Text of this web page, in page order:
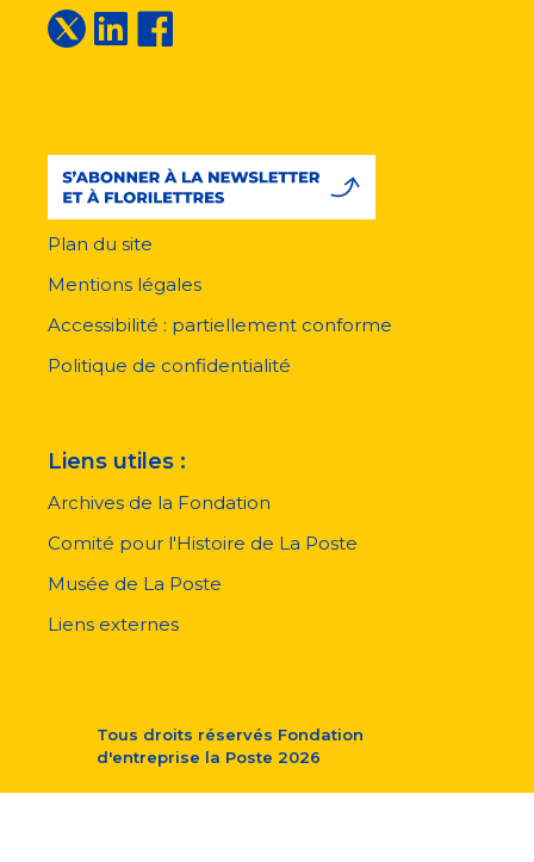
pied
page
Plan du site
Mentions légales
Accessibilité : partiellement conforme
Politique de confidentialité
Liens utiles :
Archives de la Fondation
Comité pour l'Histoire de La Poste
Musée de La Poste
Liens externes
Tous droits réservés Fondation
d'entreprise la Poste 2026